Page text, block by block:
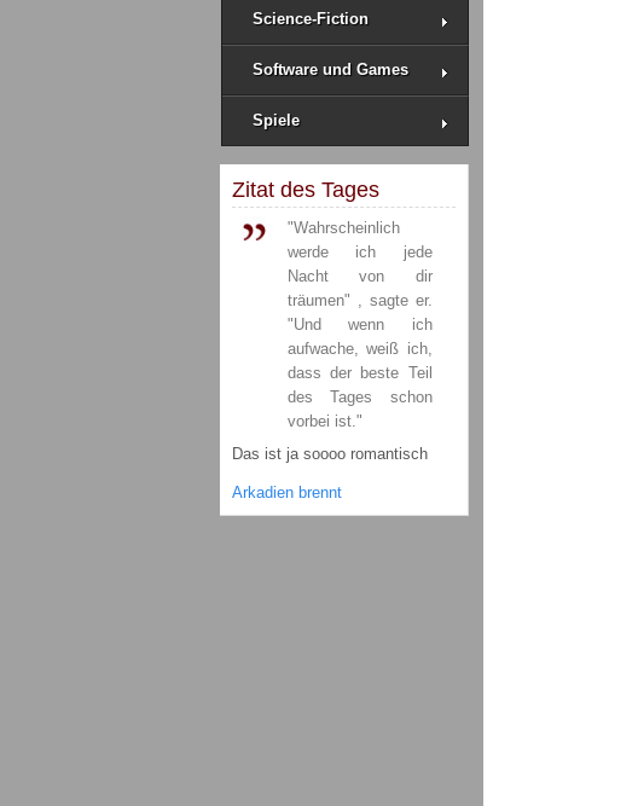
Science-Fiction
Software und Games
Spiele
Zitat des Tages
"Wahrscheinlich
werde ich jede
Nacht von dir
träumen" , sagte er.
"Und wenn ich
aufwache, weiß ich,
dass der beste Teil
des Tages schon
vorbei ist."
Das ist ja soooo romantisch
Arkadien brennt